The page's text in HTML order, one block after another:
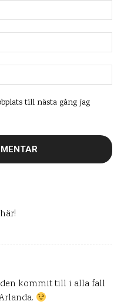
kommit till i alla fall
till nästa gång jag